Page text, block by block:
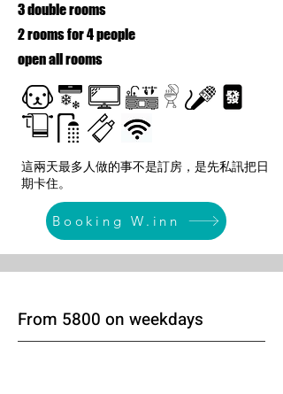
3 double rooms
2 rooms for 4 people
open all rooms
這兩天最多人做的事不是訂房，是先私訊把日
期卡住。
Booking W.inn
From 5800 on weekdays